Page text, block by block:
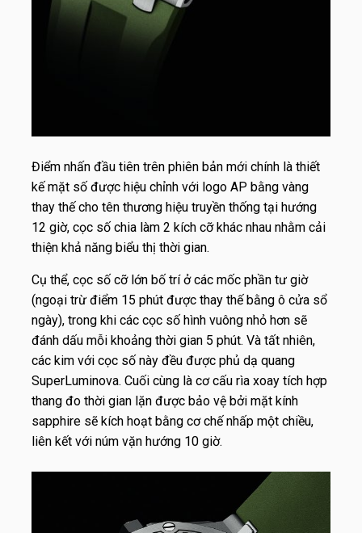
Điểm nhấn đầu tiên trên phiên bản mới chính là thiết
kế mặt số được hiệu chỉnh với logo AP bằng vàng
thay thế cho tên thương hiệu truyền thống tại hướng
12 giờ, cọc số chia làm 2 kích cỡ khác nhau nhằm cải
thiện khả năng biểu thị thời gian.
Cụ thể, cọc số cỡ lớn bố trí ở các mốc phần tư giờ
(ngoại trừ điểm 15 phút được thay thế bằng ô cửa sổ
ngày), trong khi các cọc số hình vuông nhỏ hơn sẽ
đánh dấu mỗi khoảng thời gian 5 phút. Và tất nhiên,
các kim với cọc số này đều được phủ dạ quang
SuperLuminova. Cuối cùng là cơ cấu rìa xoay tích hợp
thang đo thời gian lặn được bảo vệ bởi mặt kính
sapphire sẽ kích hoạt bằng cơ chế nhấp một chiều,
liên kết với núm vặn hướng 10 giờ.